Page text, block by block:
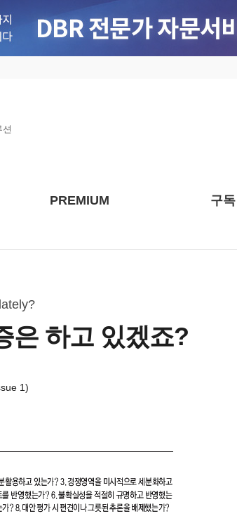
션
PREMIUM 구독
은 하고 있겠죠?
1)